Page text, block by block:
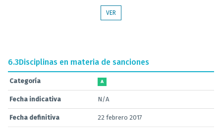
VER
6.3Disciplinas en materia de sanciones
Categoría A
Fecha indicativa N/A
Fecha definitiva 22 febrero 2017